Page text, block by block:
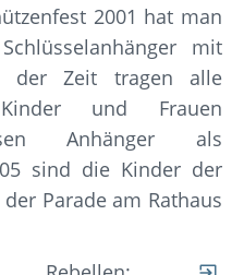
2001 hat man
mit
der Zeit tragen alle
Kinder und Frauen
Anhänger als
sind die Kinder der
Parade am Rathaus